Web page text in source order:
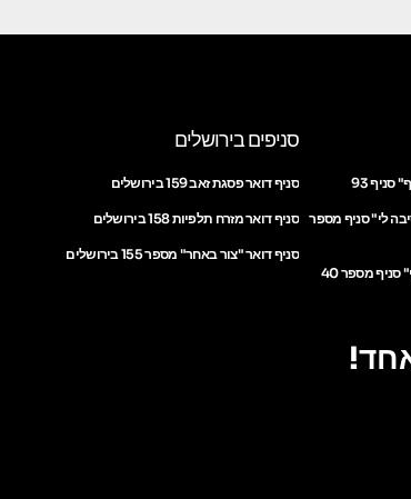
93
לי" סניף מספר
מספר 40
סניפים בירושלים
סניף דואר פסגת זאב 159 בירושלים
סניף דואר מזרח תלפיות 158 בירושלים
סניף דואר "צור באחר" מספר 155 בירושלים